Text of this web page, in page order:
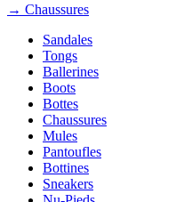
→ Chaussures
Sandales
Tongs
Ballerines
Boots
Bottes
Chaussures
Mules
Pantoufles
Bottines
Sneakers